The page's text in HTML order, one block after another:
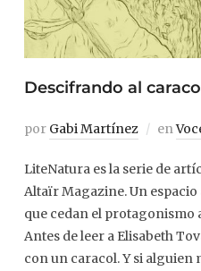
Descifrando al
por Gabi Martínez en
LiteNatura es la serie de
Altaïr Magazine. Un
que cedan el
Antes de leer a Elisabeth
con un caracol. Y si